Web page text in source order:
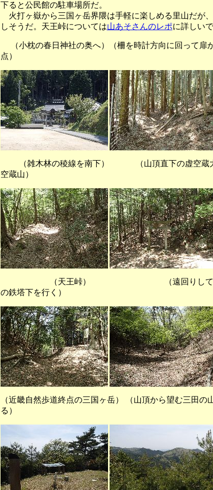
下ると公民館の駐車場所だ。
火打ヶ嶽から三国ヶ岳界隈は手軽に楽しめる里山だが
しそうだ。天王峠については山あそさんのレポに詳しいで
（小枕の春日神社の奥へ）（柵を時計方向に回って扉
点）
（雑木林の稜線を南下） （山頂直下の虚空
空蔵山）
（天王峠） （遠回りして稜線
の鉄塔下を行く）
（近畿自然歩道終点の三国ヶ岳） （山頂から望む
る）